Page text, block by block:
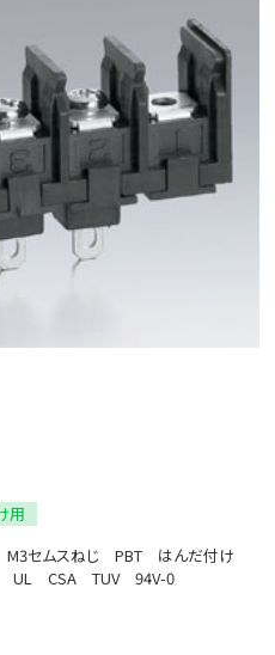
用
M3セムスねじ PBT はんだ付け
UL CSA TUV 94V-0